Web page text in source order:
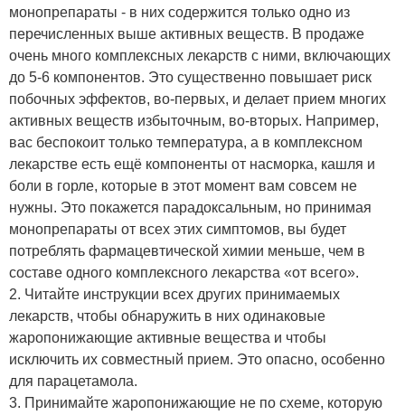
монопрепараты - в них содержится только одно из
перечисленных выше активных веществ. В продаже
очень много комплексных лекарств с ними, включающих
до 5-6 компонентов. Это существенно повышает риск
побочных эффектов, во-первых, и делает прием многих
активных веществ избыточным, во-вторых. Например,
вас беспокоит только температура, а в комплексном
лекарстве есть ещё компоненты от насморка, кашля и
боли в горле, которые в этот момент вам совсем не
нужны. Это покажется парадоксальным, но принимая
монопрепараты от всех этих симптомов, вы будет
потреблять фармацевтической химии меньше, чем в
составе одного комплексного лекарства «от всего».
2. Читайте инструкции всех других принимаемых
лекарств, чтобы обнаружить в них одинаковые
жаропонижающие активные вещества и чтобы
исключить их совместный прием. Это опасно, особенно
для парацетамола.
3. Принимайте жаропонижающие не по схеме, которую